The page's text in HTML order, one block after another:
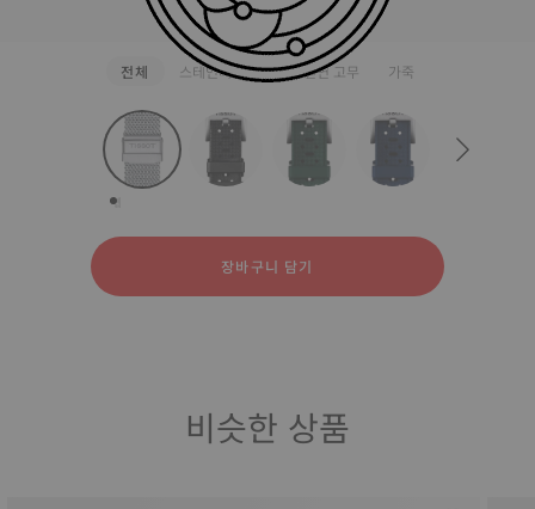
전체 스테인리스 스틸 천연 고무 가죽
strapConfigurator
장바구니 담기
비슷한 상품